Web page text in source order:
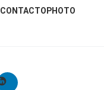
CONTACTOPHOTO